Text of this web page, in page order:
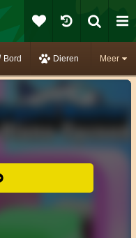
Meer
Bord Dieren